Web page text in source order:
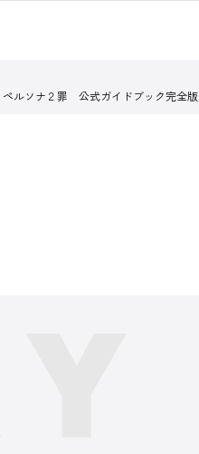
ペルソナ２罪 公式ガイドブック完全版